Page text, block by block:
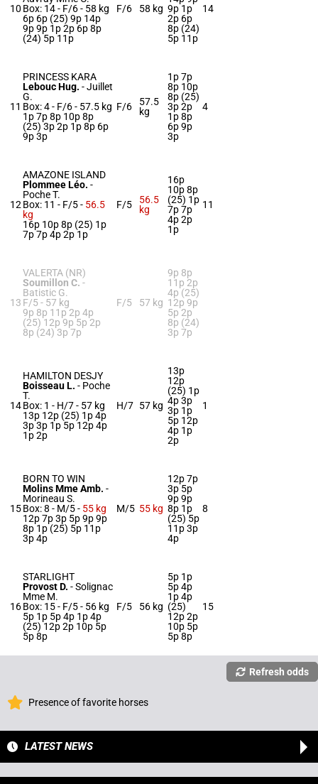
10 Box: 14 - F/6 - 58 kg
6p 6p (25) 9p 14p
9p 9p 1p 2p 6p 8p
(24) 5p 11p
F/6 58 kg 9p 1p
2p 6p
8p (24)
5p 11p
14
11
PRINCESS KARA
Lebouc Hug. -Juillet
G.
Box: 4 - F/6 - 57.5 kg
1p 7p 8p 10p 8p
(25) 3p 2p 1p 8p 6p
9p 3p
F/6
57.5
kg
1p 7p
8p 10p
8p (25)
3p 2p
1p 8p
6p 9p
3p
4
12
AMAZONE ISLAND
Plommee Léo. -
Poche T.
Box: 11 - F/5 - 56.5
kg
16p 10p 8p (25) 1p
7p 7p 4p 2p 1p
F/5
56.5
kg
16p
10p 8p
(25) 1p
7p 7p
4p 2p
1p
11
13
VALERTA (NR)
Soumillon C. -
Batistic G.
F/5 - 57 kg
9p 8p 11p 2p 4p
(25) 12p 9p 5p 2p
8p (24) 3p 7p
F/5 57 kg
9p 8p
11p 2p
4p (25)
12p 9p
5p 2p
8p (24)
3p 7p
14
HAMILTON DESJY
Boisseau L. - Poche
T.
Box: 1 - H/7 - 57 kg
13p 12p (25) 1p 4p
3p 3p 1p 5p 12p 4p
1p 2p
H/7 57 kg
13p
12p
(25) 1p
4p 3p
3p 1p
5p 12p
4p 1p
2p
1
15
BORN TO WIN
Molins Mme Amb. -
Morineau S.
Box: 8 - M/5 - 55 kg
12p 7p 3p 5p 9p 9p
8p 1p (25) 5p 11p
3p 4p
M/5 55 kg
12p 7p
3p 5p
9p 9p
8p 1p
(25) 5p
11p 3p
4p
8
16
STARLIGHT
Provost D. -Solignac
Mme M.
Box: 15 - F/5 - 56 kg
5p 1p 5p 4p 1p 4p
(25) 12p 2p 10p 5p
5p 8p
F/5 56 kg
5p 1p
5p 4p
1p 4p
(25)
12p 2p
10p 5p
5p 8p
15
Refresh odds
Presence of favorite horses
LATEST NEWS